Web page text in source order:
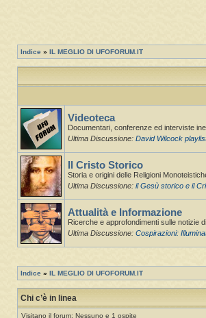
Indice » IL MEGLIO DI UFOFORUM.IT
Videoteca
Documentari, conferenze ed interviste
Ultima Discussione: David Wilcock
Il Cristo Storico
Storia e origini delle Religioni
Ultima Discussione: il Gesù storico e il
Attualità e Informazione
Ricerche e approfondimenti sulle notizie
Ultima Discussione: Cospirazioni:
Indice » IL MEGLIO DI UFOFORUM.IT
Chi c’è in linea
Visitano il forum: Nessuno e 1 ospite